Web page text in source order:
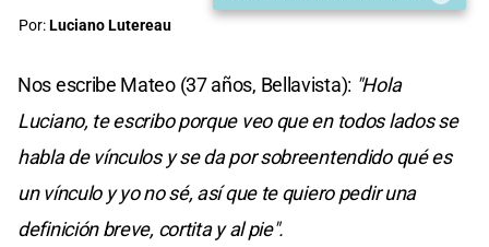
Por:Luciano Lutereau
Nos escribe Mateo (37 años, Bellavista): "Hola
Luciano, te escribo porque veo que en todos lados se
habla de vínculos y se da por sobreentendido qué es
un vínculo y yo no sé, así que te quiero pedir una
definición breve, cortita y al pie".